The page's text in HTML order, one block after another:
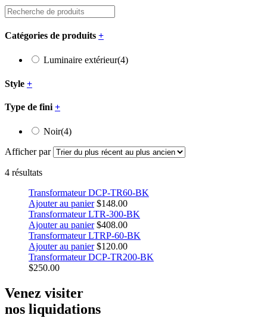
Catégories de produits +
Luminaire extérieur(4)
Style +
Type de fini +
Noir(4)
Afficher par
4 résultats
Transformateur DCP-TR60-BK
Ajouter au panier $148.00
Transformateur LTR-300-BK
Ajouter au panier $408.00
Transformateur LTRP-60-BK
Ajouter au panier $120.00
Transformateur DCP-TR200-BK
$250.00
Venez visiter
nos liquidations